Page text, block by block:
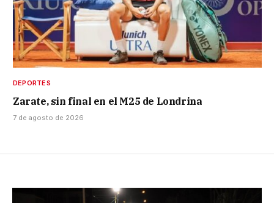
DEPORTES
Zarate, sin final en el M25 de Londrina
7 de agosto de 2026